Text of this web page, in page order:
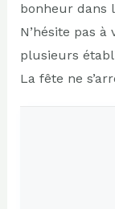
bonheur dans
N’hésite pas
plusieurs
La fête ne